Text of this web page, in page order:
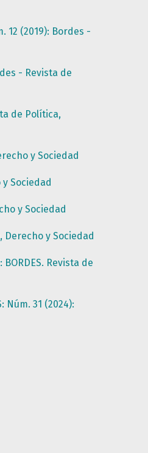
12 (2019): Bordes -
- Revista de
de Política,
y Sociedad
y Sociedad
y Sociedad
Derecho y Sociedad
BORDES. Revista de
Núm. 31 (2024):